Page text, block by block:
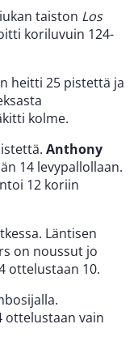
taiston Los
koriluvuin 124-
heitti 25 pistettä ja
kolme.
Anthony
14 levypallollaan.
12 koriin
Läntisen
on noussut jo
ottelustaan 10.
ottelustaan vain